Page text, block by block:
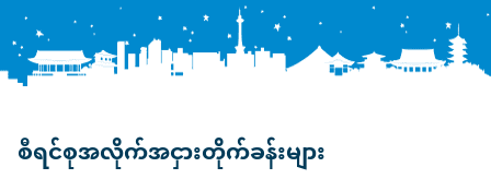
စီရင်စုအလိုက်အငှားတိုက်ခန်းများ